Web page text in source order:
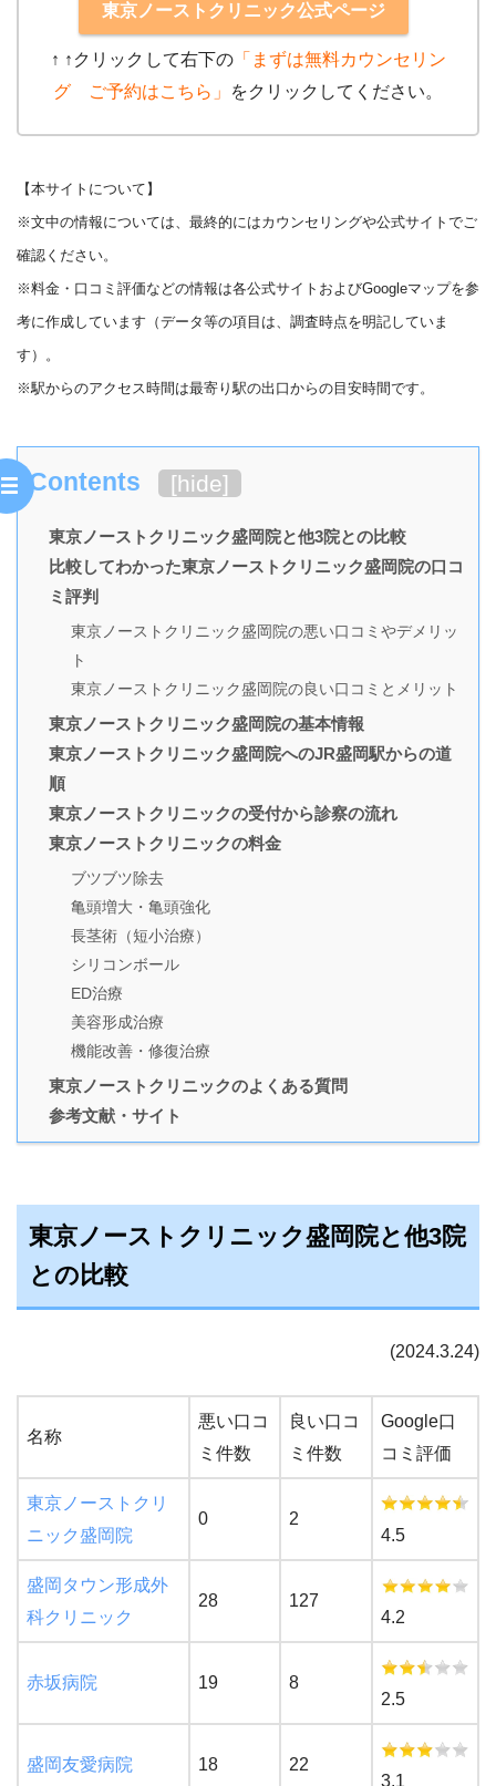
東京ノーストクリニック公式ページ
↑ ↑クリック して右下の「まずは無料カウンセリン
グ ご予約はこちら」
をクリックしてください。
【本サイトについて】
※文中の情報については、最終的にはカウンセリングや公式サイトでご
確認ください。
※料金・口コミ評価などの情報は各公式サイトおよびGoogleマップを参
考に作成しています（データ等の項目は、調査時点を明記していま
す）。
※駅からのアクセス時間は最寄り駅の出口からの目安時間です。
Contents [hide]
東京ノーストクリニック盛岡院と他3院との比較
比較してわかった東京ノーストクリニック盛岡院の口コ
ミ評判
東京ノーストクリニック盛岡院の悪い口コミやデメリッ
ト
東京ノーストクリニック盛岡院の良い口コミとメリット
東京ノーストクリニック盛岡院の基本情報
東京ノーストクリニック盛岡院へのJR盛岡駅からの道
順
東京ノーストクリニックの受付から診察の流れ
東京ノーストクリニックの料金
ブツブツ除去
亀頭増大・亀頭強化
長茎術（短小治療）
シリコンボール
ED治療
美容形成治療
機能改善・修復治療
東京ノーストクリニックのよくある質問
参考文献・サイト
東京ノーストクリニック盛岡院と他3院
との比較
(2024.3.24)
名称
悪い口コ
ミ件数
良い口コ
ミ件数
Google口
コミ評価
東京ノーストクリ
ニック盛岡院
0
2
4.5
盛岡タウン形成外
科クリニック
28
127
4.2
赤坂病院 19
8
2.5
盛岡友愛病院 18
22
3.1